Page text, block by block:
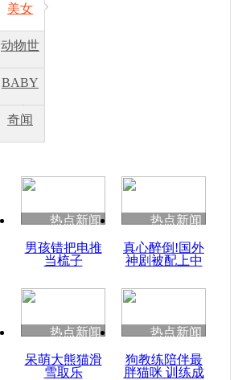
美女
动物世
BABY
秀
奇闻
热点新闻
男孩错把电推
当梳子
热点新闻
真心醉倒!国外
神剧被配上中
热点新闻
呆萌大熊猫滑
雪取乐
热点新闻
狗教练陪伴最
胖猫咪 训练成